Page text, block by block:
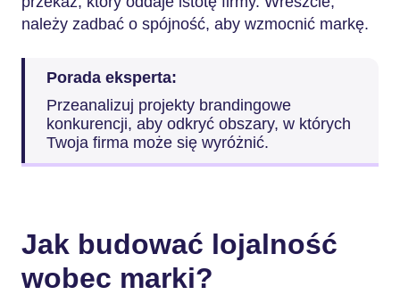
należy zadbać o spójność, aby wzmocnić markę.
Porada eksperta:
Przeanalizuj projekty brandingowe
konkurencji, aby odkryć obszary, w których
Twoja firma może się wyróżnić.
Jak budować lojalność
wobec marki?